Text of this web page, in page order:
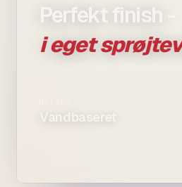
Perfekt finish -
i eget
Vandbaseret